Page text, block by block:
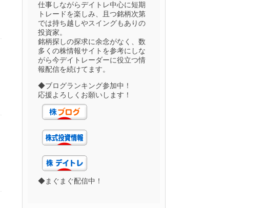
仕事しながらデイトレ中心に短期
トレードを楽しみ、且つ銘柄次第
では持ち越しやスイングもありの
投資家。
銘柄探しの探求に余念がなく、数
多くの株情報サイトを参考にしな
がら今デイトレーダーに役立つ情
報配信を続けてます。
◆ブログランキング参加中！
応援よろしくお願いします！
◆まぐまぐ配信中！